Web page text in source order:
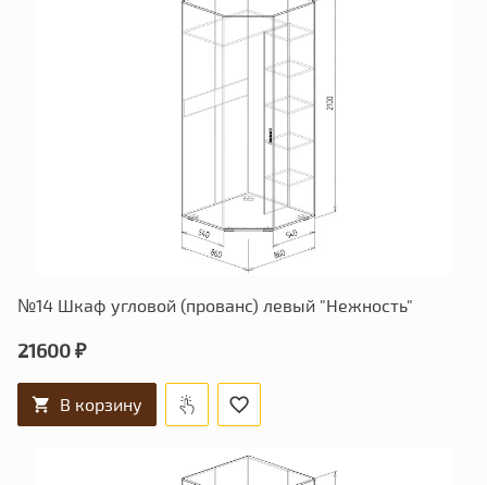
№14 Шкаф угловой (прованс) левый "Нежность"
21600 ₽
В корзину